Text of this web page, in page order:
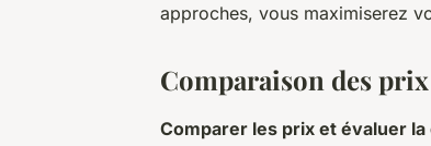
approches, vous maximiserez
Comparaison des
Comparer les prix et évaluer la